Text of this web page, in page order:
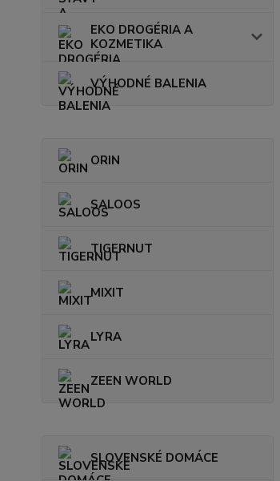
EKO DROGÉRIA A
KOZMETIKA
VÝHODNÉ BALENIA
ORIN
SALOOS
TIGERNUT
MIXIT
LYRA
ZEEN WORLD
SLOVENSKÉ DOMÁCE